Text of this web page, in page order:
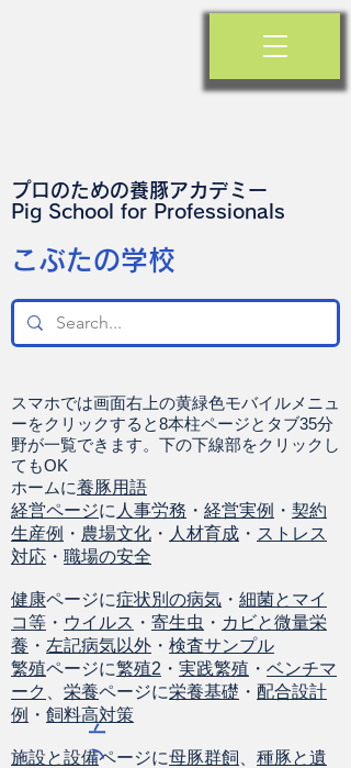
プロのための養豚アカデミー
​Pig School for Professionals
​こぶたの学校
スマホでは画面右上の黄緑色モバイルメニュ
ーをクリックすると8本柱ページとタブ35分
野が一覧できます。下の下線部をクリックし
てもOK
ホームに養豚用語
経営ページに 人事労務 ・ 経営実例 ・ 契約
生産例 ・ 農場文化 ・ 人材育成 ・ ストレス
対応 ・ 職場の安全
健康ページに症状別の病気 ・ 細菌とマイ
コ等 ・ ウイルス ・ 寄生虫 ・ カビと微量栄
養 ・ 左記病気以外 ・ 検査サンプル
繁殖ページに繁殖2 ・ 実践繁殖 ・ ベンチマ
ーク
栄養ページに栄養基礎 ・ 配合設計
例 ・ 飼料高対策
施設と設備ページに母豚群飼
種豚と遺
ト
ッ